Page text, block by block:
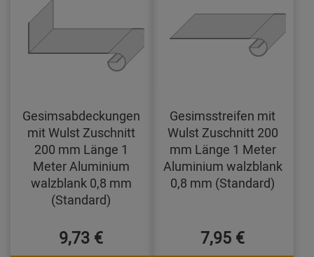
Gesimsabdeckungen
mit Wulst Zuschnitt
200 mm Länge 1
Meter Aluminium
walzblank 0,8 mm
(Standard)
9,73 €
Gesimsstreifen mit
Wulst Zuschnitt 200
mm Länge 1 Meter
Aluminium walzblank
0,8 mm (Standard)
7,95 €